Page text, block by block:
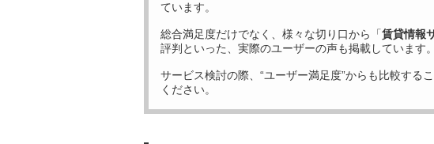
ています。
総合満足度だけでなく、様々な切り口から「賃貸情報
評判といった、実際のユーザーの声も掲載しています。
サービス検討の際、“ユーザー満足度”からも比較する
ください。